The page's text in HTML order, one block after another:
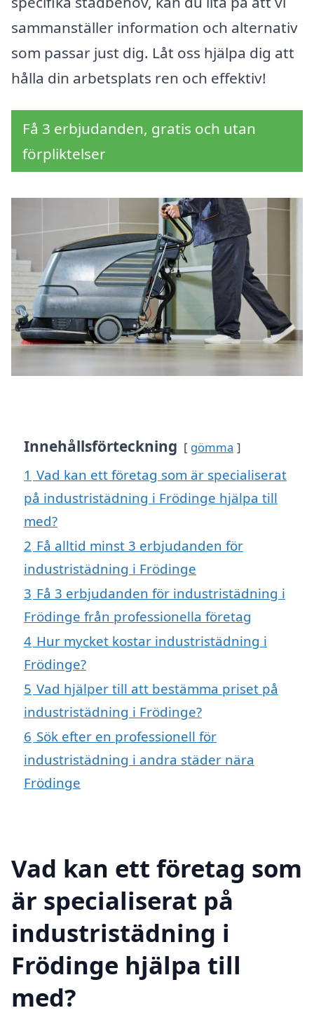
sammanställer information och alternativ
som passar just dig. Låt oss hjälpa dig att
hålla din arbetsplats ren och effektiv!
Få 3 erbjudanden, gratis och utan
förpliktelser
Innehållsförteckning gömma
1 Vad kan ett företag som är specialiserat
på industristädning i Frödinge hjälpa till
med?
2 Få alltid minst 3 erbjudanden för
industristädning i Frödinge
3 Få 3 erbjudanden för industristädning i
Frödinge från professionella företag
4 Hur mycket kostar industristädning i
Frödinge?
5 Vad hjälper till att bestämma priset på
industristädning i Frödinge?
6 Sök efter en professionell för
industristädning i andra städer nära
Frödinge
Vad kan ett företag som
är specialiserat på
industristädning i
Frödinge hjälpa till
med?